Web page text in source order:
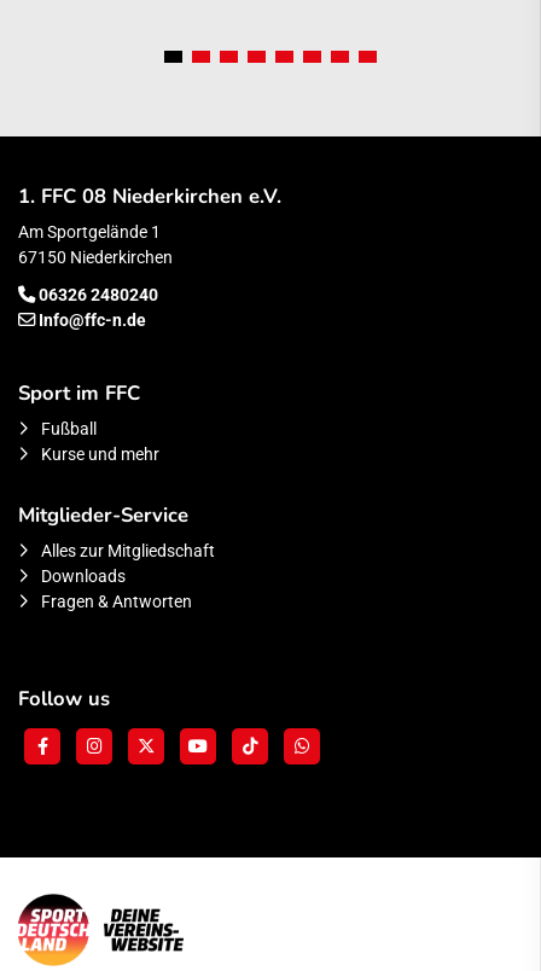
1. FFC 08 Niederkirchen e.V.
Am Sportgelände 1
67150 Niederkirchen
06326 2480240
Info@ffc-n.de
Sport im FFC
Fußball
Kurse und mehr
Mitglieder-Service
Alles zur Mitgliedschaft
Downloads
Fragen & Antworten
Follow us